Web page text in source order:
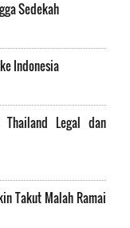
Sedekah
Indonesia
Legal dan
Takut Malah Ramai